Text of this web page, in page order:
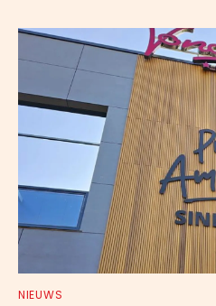
NIEUWS